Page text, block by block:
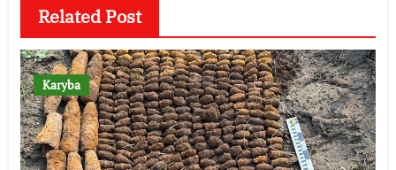
Related Post
Karyba